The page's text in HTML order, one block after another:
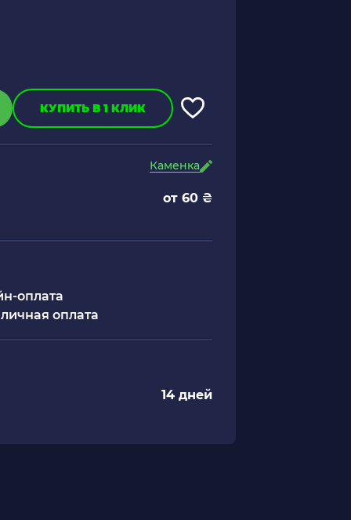
КУПИТЬ В 1 КЛИК
Каменка
от 60 ₴
оплата
оплата
14 дней